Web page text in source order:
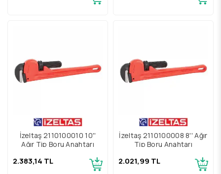
İzeltaş 2110100010 10''
Ağır Tip Boru Anahtarı
2.383,14 TL
İzeltaş 2110100008 8'' Ağır
Tip Boru Anahtarı
2.021,99 TL